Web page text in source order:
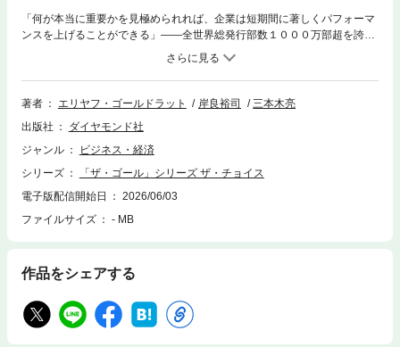
「何が本当に重要かを見極められれば、企業は短期間に著しくパフォーマ
ンスを上げることができる」――全世界総発行部数１０００万部超を誇る
不朽のビジネス小説『ザ・ゴール』著者が娘に経営戦略・人生哲学につい
著者 エリヤフ・ゴールドラット 岸良裕司
三本木亮
出版社
ダイヤモンド社
ジャンル
ビジネス・経済
シリーズ
「ザ・ゴール」シリーズ ザ・チョイス
電子版配信開始日
2026/06/03
ファイルサイズ
- MB
作品をシェアする